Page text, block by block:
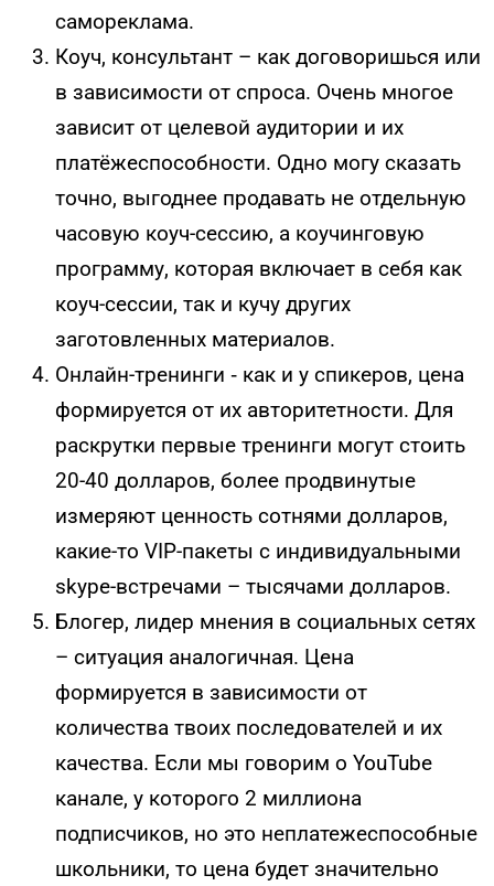
самореклама.
Коуч, консультант – как договоришься или
в зависимости от спроса. Очень многое
зависит от целевой аудитории и их
платёжеспособности. Одно могу сказать
точно, выгоднее продавать не отдельную
часовую коуч-сессию, а коучинговую
программу, которая включает в себя как
коуч-сессии, так и кучу других
заготовленных материалов.
Онлайн-тренинги ‑ как и у спикеров, цена
формируется от их авторитетности. Для
раскрутки первые тренинги могут стоить
20-40 долларов, более продвинутые
измеряют ценность сотнями долларов,
какие-то VIP-пакеты с индивидуальными
skype-встречами – тысячами долларов.
Блогер, лидер мнения в социальных сетях
– ситуация аналогичная. Цена
формируется в зависимости от
количества твоих последователей и их
качества. Если мы говорим о YouTube
канале, у которого 2 миллиона
подписчиков, но это неплатежеспособные
школьники, то цена будет значительно